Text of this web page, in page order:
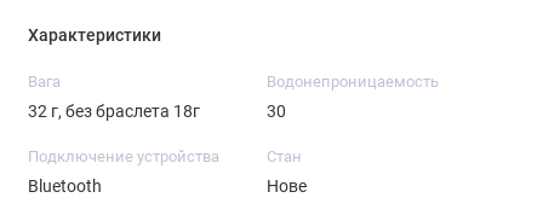
Характеристики
Вага
32 г, без браслета 18г
Водонепроницаемость
30
Подключение устройства
Bluetooth
Стан
Нове